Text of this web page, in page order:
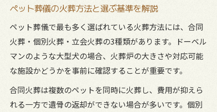
ペット葬儀の火葬方法と選ぶ基準を解説
ペット葬儀で最も多く選ばれている火葬方法には、合同
火葬・個別火葬・立会火葬の3種類があります。ドーベル
マンのような大型犬の場合、火葬炉の大きさや対応可能
な施設かどうかを事前に確認することが重要です。
合同火葬は複数のペットを同時に火葬し、費用が抑えら
れる一方で遺骨の返却ができない場合が多いです。個別